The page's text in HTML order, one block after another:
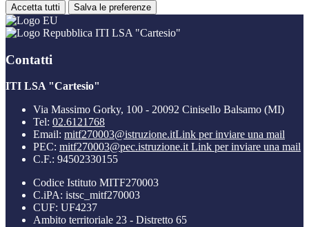
Accetta tutti Salva le preferenze
ITI LSA "Cartesio"
Contatti
ITI LSA "Cartesio"
Via Massimo Gorky, 100 - 20092 Cinisello Balsamo (MI)
Tel: 02.6121768
Email: mitf270003@istruzione.itLink per inviare una mail
PEC: mitf270003@pec.istruzione.it Link per inviare una mail
C.F.: 94502330155
Codice Istituto MITF270003
C.iPA: istsc_mitf270003
CUF: UF4237
Ambito territoriale 23 - Distretto 65